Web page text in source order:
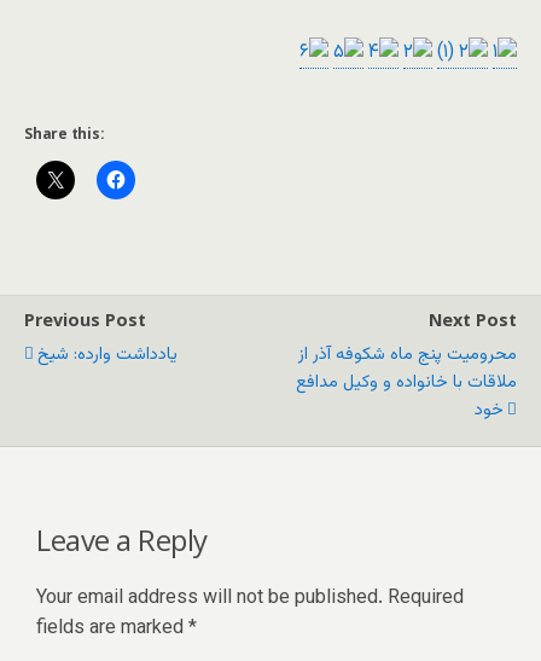
Share this:
Previous Post
یادداشت وارده: شیخ
Next Post
محرومیت پنج ماه شکوفه آذر از
ملاقات با خانواده و وکیل مدافع
خود
Leave a Reply
Your email address will not be published. Required
fields are marked *